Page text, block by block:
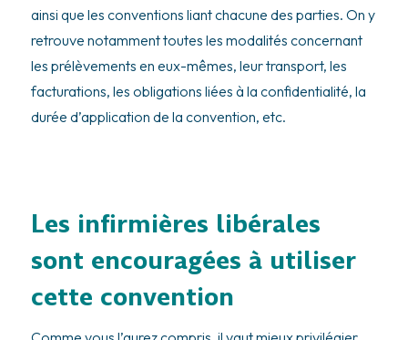
ainsi que les conventions liant chacune des parties. On y
retrouve notamment toutes les modalités concernant
les prélèvements en eux-mêmes, leur transport, les
facturations, les obligations liées à la confidentialité, la
durée d’application de la convention, etc.
Les infirmières libérales
sont encouragées à utiliser
cette convention